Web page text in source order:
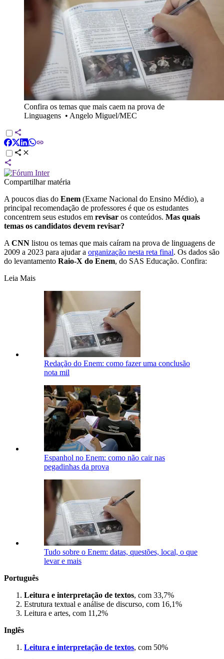
Confira os temas que mais caem na prova de
Linguagens • Angelo Miguel/MEC
Compartilhar matéria
A poucos dias do Enem (Exame Nacional do Ensino Médio), a
principal recomendação de professores é que os estudantes
concentrem seus estudos em revisar os conteúdos. Mas quais
temas os candidatos devem revisar?
A CNN listou os temas que mais caíram na prova de linguagens de
2009 a 2023 para ajudar a organização nesta reta final. Os dados são
do levantamento Raio-X do Enem, do SAS Educação. Confira:
Leia Mais
Redação do Enem: como fazer uma conclusão
nota mil
Espanhol no Enem: como não cair nas
pegadinhas da prova
Tudo sobre o Enem: datas, questões, local, o que
levar e mais
Português
Leitura e interpretação de textos, com 33,7%
Estrutura textual e análise de discurso, com 16,1%
Leitura e artes, com 11,2%
Inglês
Leitura e interpretação de textos, com 50%